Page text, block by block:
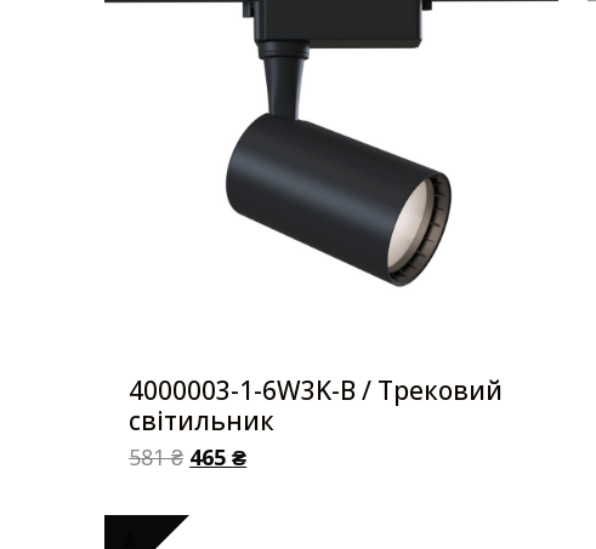
4000003-1-6W3K-B / Трековий
світильник
581₴ 465₴